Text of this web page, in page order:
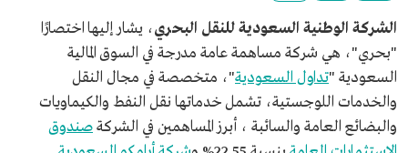
الشركة الوطنية السعودية للنقل البحري، يشار إليها اختصارًا
"بحري"، هي شركة مساهمة عامة مدرجة في السوق المالية
السعودية "تداول السعودية"، متخصصة في مجال النقل
والخدمات اللوجستية، تشمل خدماتها نقل النفط والكيماويات
والبضائع العامة والسائبة ، أبرز المساهمين في الشركةصندوق